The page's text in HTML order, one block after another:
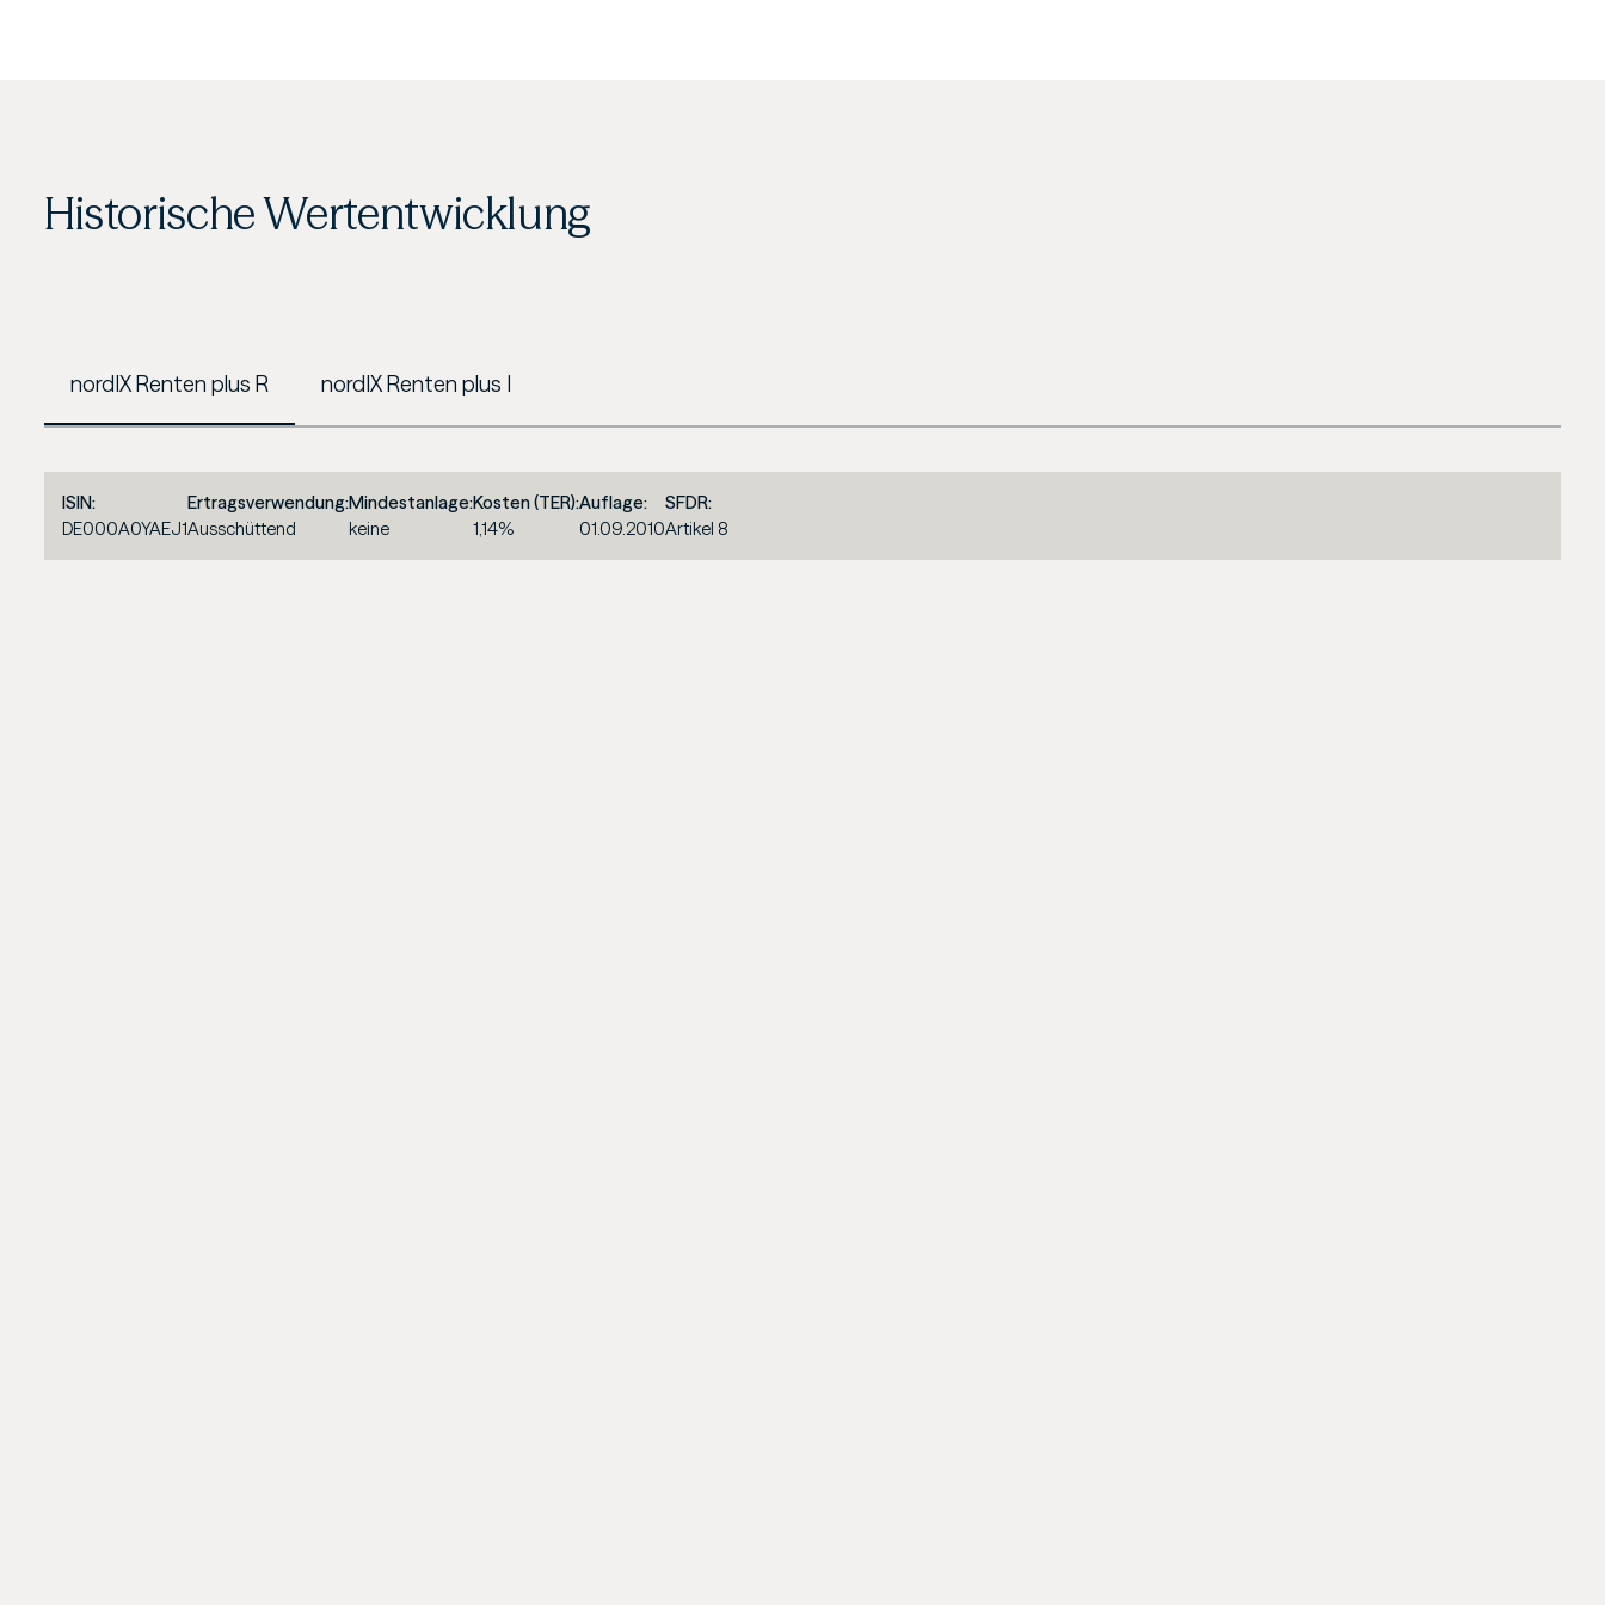
Historische Wertentwicklung
nordIX Renten plus R nordIX Renten plus I
ISIN:
DE000A0YAEJ1
Ertragsverwendung:
Ausschüttend
Mindestanlage:
keine
Kosten (TER):
1,14%
Auflage:
01.09.2010
SFDR:
Artikel 8